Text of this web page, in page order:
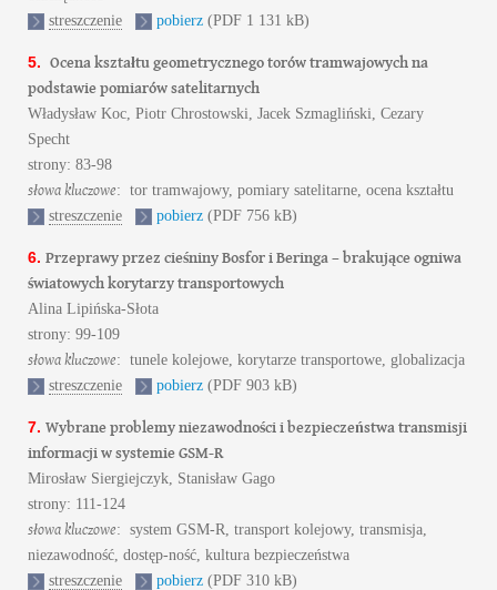
streszczenie
pobierz (PDF 1 131 kB)
5. Ocena kształtu geometrycznego torów tramwajowych na
podstawie pomiarów satelitarnych
Władysław Koc, Piotr Chrostowski, Jacek Szmagliński, Cezary
Specht
strony: 83-98
słowa kluczowe: tor tramwajowy, pomiary satelitarne, ocena kształtu
streszczenie
pobierz (PDF 756 kB)
6. Przeprawy przez cieśniny Bosfor i Beringa – brakujące ogniwa
światowych korytarzy transportowych
Alina Lipińska-Słota
strony: 99-109
słowa kluczowe: tunele kolejowe, korytarze transportowe, globalizacja
streszczenie
pobierz (PDF 903 kB)
7. Wybrane problemy niezawodności i bezpieczeństwa transmisji
informacji w systemie GSM-R
Mirosław Siergiejczyk, Stanisław Gago
strony: 111-124
słowa kluczowe: system GSM-R, transport kolejowy, transmisja,
niezawodność, dostęp-ność, kultura bezpieczeństwa
streszczenie
pobierz (PDF 310 kB)